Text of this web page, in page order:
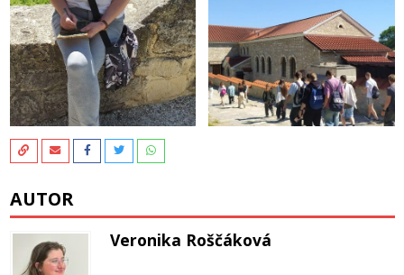
AUTOR
Veronika Roščáková